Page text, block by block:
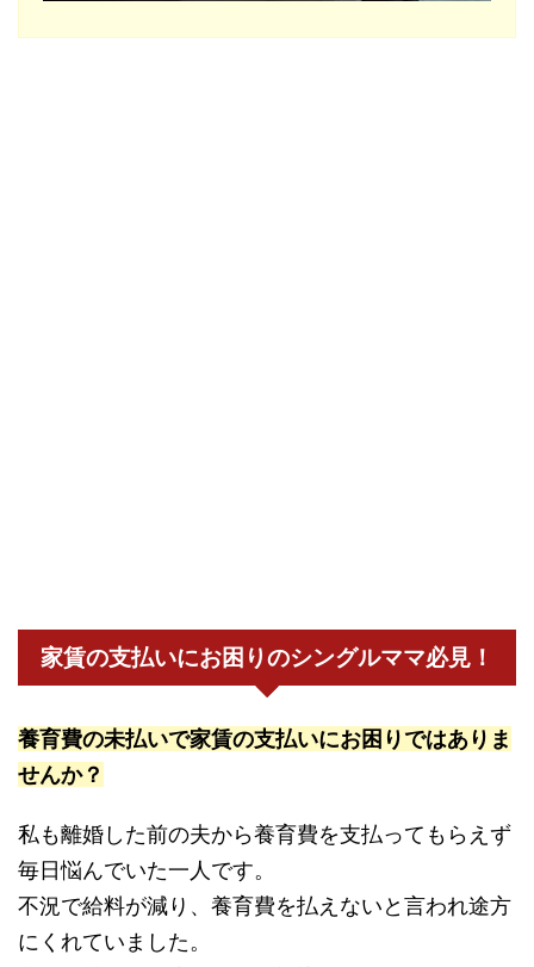
家賃の支払いにお困りのシングルママ必見！
養育費の未払いで家賃の支払いにお困りではありま
せんか？
私も離婚した前の夫から養育費を支払ってもらえず
毎日悩んでいた一人です。
不況で給料が減り、養育費を払えないと言われ途方
にくれていました。